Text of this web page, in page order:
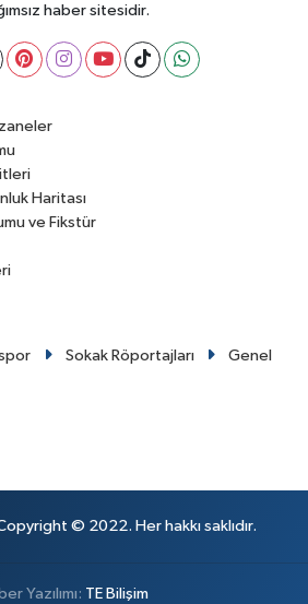
haber sitesidir.
Haritası
ve Fikstür
Sokak Röportajları
Genel
© 2022. Her hakkı saklıdır.
Yazılımı: TE Bilişim